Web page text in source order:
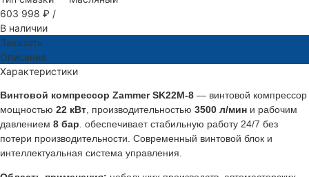
603 998 ₽ /
В наличии
Заказать
Описание
Характеристики
Винтовой компрессор Zammer SK22M-8 — винтовой компрессор
мощностью 22 кВт , производительностью 3500 л/мин и рабочим
давлением 8 бар . обеспечивает стабильную работу 24/7 без
потери производительности. Современный винтовой блок и
интеллектуальная система управления.